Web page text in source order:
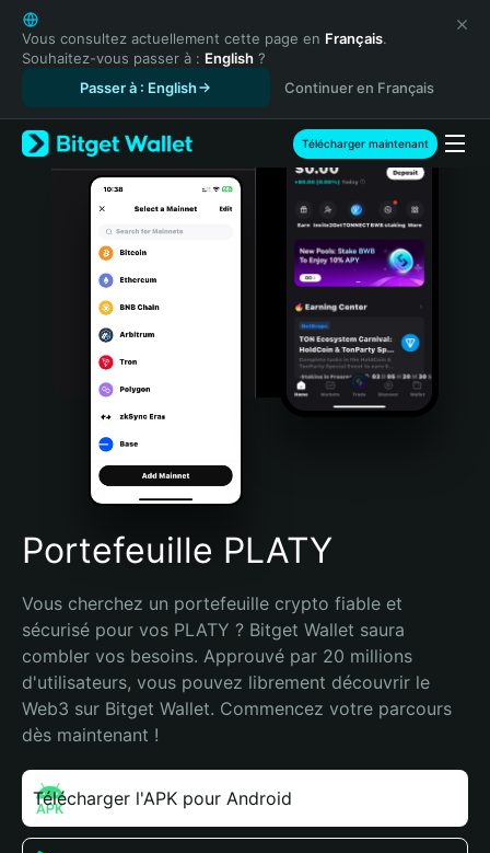
English
日本語
Tiếng Việt
Español (Latinoamérica)
Türkçe
Italiano
Português (Portugal)
Bahasa Indonesia
Português (Brasil)
Español (Argentina)
Vous consultez actuellement cette page en Français.
Souhaitez-vous passer à : English ?
Passer à : English
Continuer en Français
Télécharger maintenant
Portefeuille PLATY
Vous cherchez un portefeuille crypto fiable et
sécurisé pour vos PLATY ? Bitget Wallet saura
combler vos besoins. Approuvé par 20 millions
d'utilisateurs, vous pouvez librement découvrir le
Web3 sur Bitget Wallet. Commencez votre parcours
dès maintenant !
Télécharger l'APK pour Android